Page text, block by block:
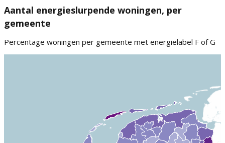
Aantal energieslurpende woningen, per
gemeente
Percentage woningen per gemeente met energielabel F of G